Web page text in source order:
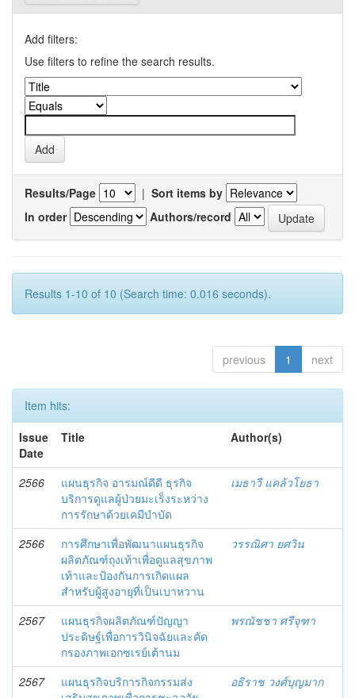
Add filters:
Use filters to refine the search results.
Results/Page | Sort items by
In order
Authors/record
Results 1-10 of 10 (Search time: 0.016 seconds).
previous 1 next
Item hits:
Issue
Date
Title Author(s)
2566
แผนธุรกิจ อารมณ์ดีดี ธุรกิจ
บริการดูแลผู้ป่วยมะเร็งระหว่าง
การรักษาด้วยเคมีบำบัด
เมธาวี แคล้วโยธา
2566
การศึกษาเพื่อพัฒนาแผนธุรกิจ
ผลิตภัณฑ์ถุงเท้าเพื่อดูแลสุขภาพ
เท้าและป้องกันการเกิดแผล
สำหรับผู้สูงอายุที่เป็นเบาหวาน
วรรณิศา ยศวิน
2567
แผนธุรกิจผลิตภัณฑ์ปัญญา
ประดิษฐ์เพื่อการวินิจฉัยและคัด
กรองภาพเอกซเรย์เต้านม
พรณัชชา ศรีจุฑา
2567
แผนธุรกิจบริการกิจกรรมส่ง
อธิราช วงศ์บุญมาก